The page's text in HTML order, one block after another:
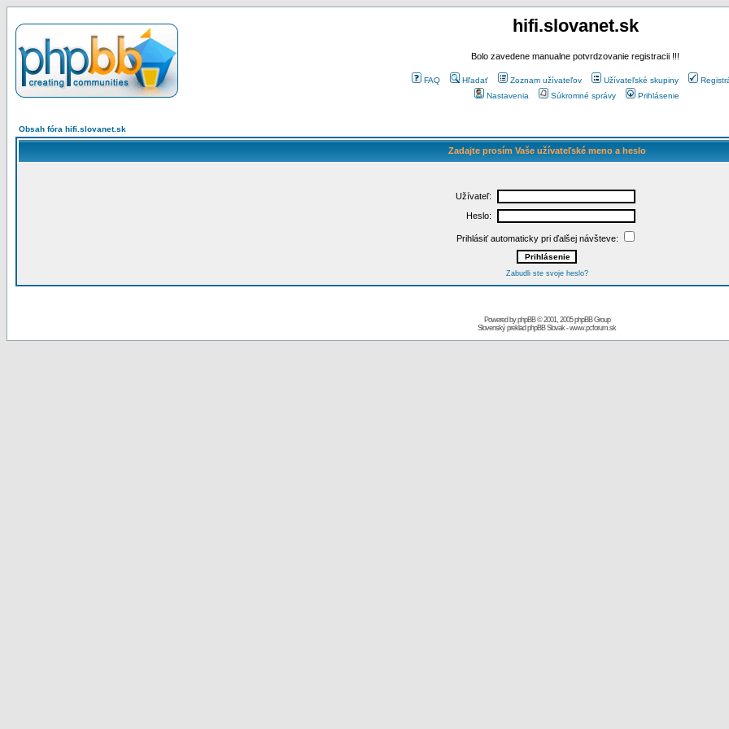
hifi.slovanet.sk
Bolo zavedene manualne potvrdzovanie registracii !!!
FAQ Hľadať Zoznam užívateľov Užívateľské skupiny
Nastavenia
Súkromné správy Prihlásenie
Obsah fóra hifi.slovanet.sk
Zadajte prosím Vaše užívateľské meno a heslo
Užívateľ:
Heslo:
Prihlásiť automaticky pri ďalšej návšteve:
Zabudli ste svoje heslo?
Powered byphpBB© 2001, 2005 phpBB Group
Slovenský preklad phpBB Slovak-www.pcforum.sk